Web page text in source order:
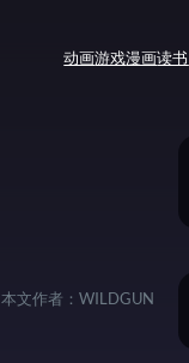
动画游戏漫画读书
本文作者： WILDGUN